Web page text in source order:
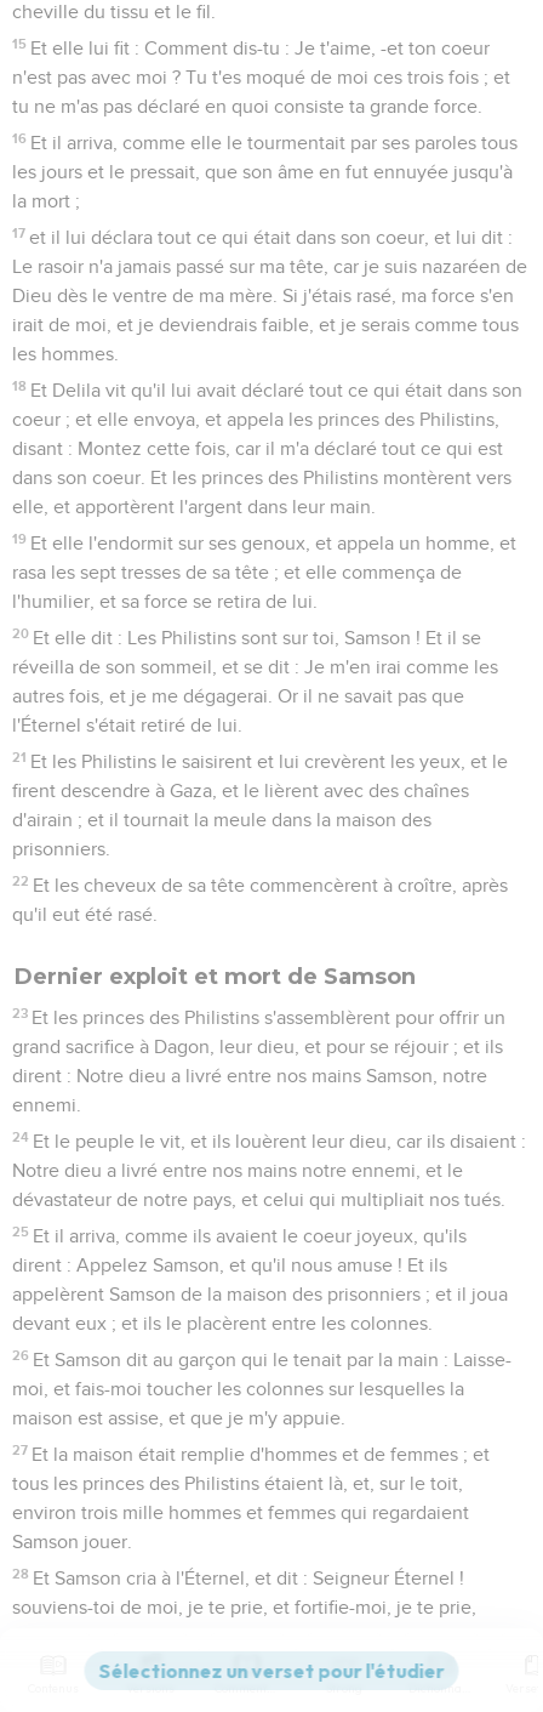
cheville du tissu et le fil.
15 Et elle lui fit : Comment dis-tu : Je t'aime, -et ton coeur
n'est pas avec moi ? Tu t'es moqué de moi ces trois fois ; et
tu ne m'as pas déclaré en quoi consiste ta grande force.
16 Et il arriva, comme elle le tourmentait par ses paroles tous
les jours et le pressait, que son âme en fut ennuyée jusqu'à
la mort ;
17 et il lui déclara tout ce qui était dans son coeur, et lui dit :
Le rasoir n'a jamais passé sur ma tête, car je suis nazaréen de
Dieu dès le ventre de ma mère. Si j'étais rasé, ma force s'en
irait de moi, et je deviendrais faible, et je serais comme tous
les hommes.
18 Et Delila vit qu'il lui avait déclaré tout ce qui était dans son
coeur ; et elle envoya, et appela les princes des Philistins,
disant : Montez cette fois, car il m'a déclaré tout ce qui est
dans son coeur. Et les princes des Philistins montèrent vers
elle, et apportèrent l'argent dans leur main.
19 Et elle l'endormit sur ses genoux, et appela un homme, et
rasa les sept tresses de sa tête ; et elle commença de
l'humilier, et sa force se retira de lui.
20 Et elle dit : Les Philistins sont sur toi, Samson ! Et il se
réveilla de son sommeil, et se dit : Je m'en irai comme les
autres fois, et je me dégagerai. Or il ne savait pas que
l'Éternel s'était retiré de lui.
21 Et les Philistins le saisirent et lui crevèrent les yeux, et le
firent descendre à Gaza, et le lièrent avec des chaînes
d'airain ; et il tournait la meule dans la maison des
prisonniers.
22 Et les cheveux de sa tête commencèrent à croître, après
qu'il eut été rasé.
Dernier exploit et mort de Samson
23 Et les princes des Philistins s'assemblèrent pour offrir un
grand sacrifice à Dagon, leur dieu, et pour se réjouir ; et ils
dirent : Notre dieu a livré entre nos mains Samson, notre
ennemi.
24 Et le peuple le vit, et ils louèrent leur dieu, car ils disaient :
Notre dieu a livré entre nos mains notre ennemi, et le
dévastateur de notre pays, et celui qui multipliait nos tués.
25 Et il arriva, comme ils avaient le coeur joyeux, qu'ils
dirent : Appelez Samson, et qu'il nous amuse ! Et ils
appelèrent Samson de la maison des prisonniers ; et il joua
devant eux ; et ils le placèrent entre les colonnes.
26 Et Samson dit au garçon qui le tenait par la main : Laisse-
moi, et fais-moi toucher les colonnes sur lesquelles la
maison est assise, et que je m'y appuie.
27 Et la maison était remplie d'hommes et de femmes ; et
tous les princes des Philistins étaient là, et, sur le toit,
environ trois mille hommes et femmes qui regardaient
Samson jouer.
28 Et Samson cria à l'Éternel, et dit : Seigneur Éternel !
souviens-toi de moi, je te prie, et fortifie-moi, je te prie,
vengeance, je me venge des Philistins pour mes deux yeux.
Versions Commentaires Strong